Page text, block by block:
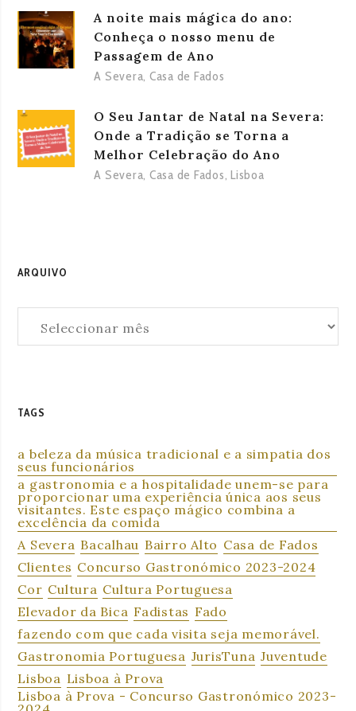
A noite mais mágica do ano:
Conheça o nosso menu de
Passagem de Ano
A Severa, Casa de Fados
O Seu Jantar de Natal na Severa:
Onde a Tradição se Torna a
Melhor Celebração do Ano
A Severa, Casa de Fados,Lisboa
ARQUIVO
TAGS
a beleza da música tradicional e a simpatia dos
seus funcionários
a gastronomia e a hospitalidade unem-se para
proporcionar uma experiência única aos seus
visitantes. Este espaço mágico combina a
excelência da comida
A Severa Bacalhau Bairro Alto Casa de Fados
Clientes Concurso Gastronómico 2023-2024
Cor Cultura Cultura Portuguesa
Elevador da Bica Fadistas Fado
fazendo com que cada visita seja memorável.
Gastronomia Portuguesa JurisTuna Juventude
Lisboa Lisboa à Prova
Lisboa à Prova - Concurso Gastronómico 2023-